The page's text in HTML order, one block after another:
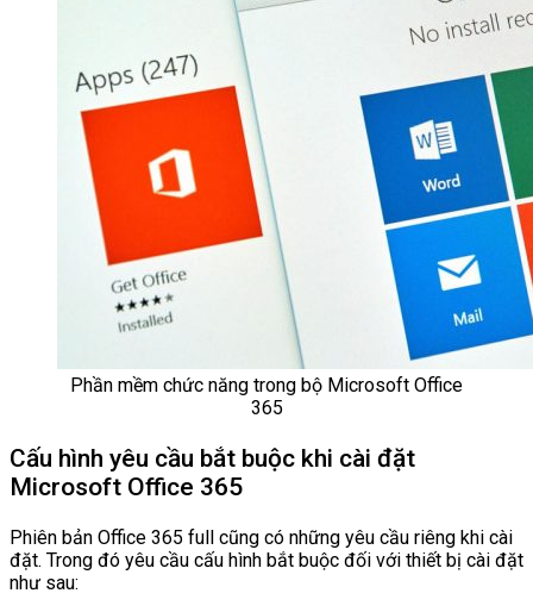
Phần mềm chức năng trong bộ Microsoft Office
365
Cấu hình yêu cầu bắt buộc khi cài đặt
Microsoft Office 365
Phiên bản Office 365 full cũng có những yêu cầu riêng khi cài
đặt. Trong đó yêu cầu cấu hình bắt buộc đối với thiết bị cài đặt
như sau: